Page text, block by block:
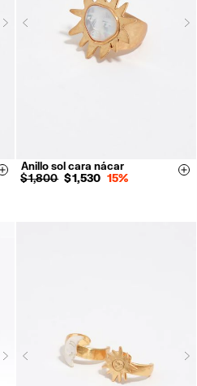
Next
Size & Add
Anillo sol cara nácar
$ 1,800 $ 1,530 15%
14 16
Next Previous